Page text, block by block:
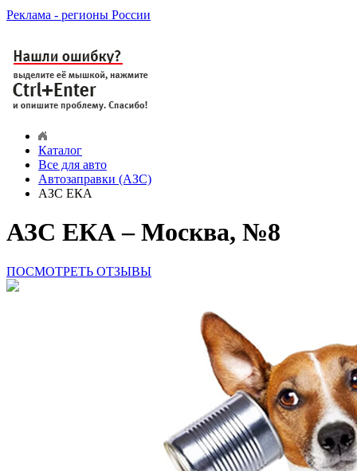
Реклама - регионы России
Каталог
Все для авто
Автозаправки (АЗС)
АЗС ЕКА
АЗС ЕКА – Москва, №8
ПОСМОТРЕТЬ ОТЗЫВЫ